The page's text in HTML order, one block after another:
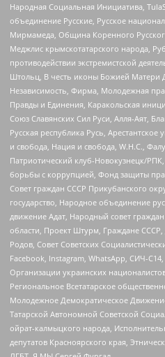
Народная Социальная Инициатива,
объединение Русские, Русское
Мирмамеда, Община Коренного
Меджлис крымскотатарского народа,
противодействии экстремистской
Штольц, В честь иконы Божией Матери
Независимость, Фирма, Молодежная
Правды и Единения, Каракольская
Союз Славянских Сил Руси, Алля-Аят,
Русская республика Русь,
и свобода, Нация и свобода, W.H.С.,
Патриотический клуб-Новокузнецк/
борьбы с коррупцией, Фонд защиты
Совет граждан СССР Прикубанского
государство, Народное объединение
движение Адат, Народный совет
области, Проект Штурм, Граждане
Родов, Совет Советских
Facebook, Instagram, WhatsApp, СИЧ-
Организации украинских
Региональное Всетатарское
Молодежное Демократическое
Татарской Автономной Советской
ойрат-калмыцкого народа,
депутатов Красноярского края,